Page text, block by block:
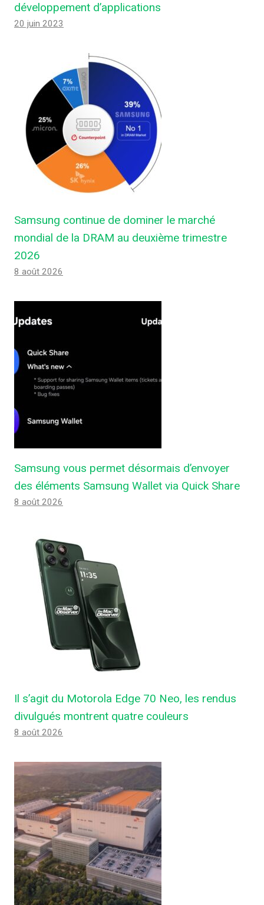
développement d’applications
20 juin 2023
Samsung continue de dominer le marché
mondial de la DRAM au deuxième trimestre
2026
8 août 2026
Samsung vous permet désormais d’envoyer
des éléments Samsung Wallet via Quick Share
8 août 2026
Il s’agit du Motorola Edge 70 Neo, les rendus
divulgués montrent quatre couleurs
8 août 2026